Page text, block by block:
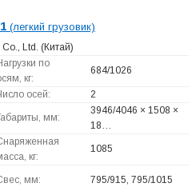
(легкий грузовик)
Ltd. (Китай)
по
кг:
684/1026
осей: 2
мм:
3946/4046 × 1508 ×
18…
кг:
1085
мм: 795/915, 795/1015